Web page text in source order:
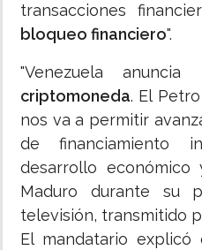
transacciones
bloqueo financiero".
"Venezuela
criptomoneda. El
nos va a permitir
de financiamiento
desarrollo económico
Maduro durante su
televisión, transmitido
El mandatario explicó